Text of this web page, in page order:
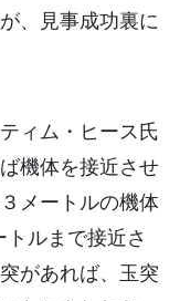
、見事成功裏に
ィム・ヒース氏
機体を接近させ
メートルの機体
ルまで接近さ
があれば、玉突